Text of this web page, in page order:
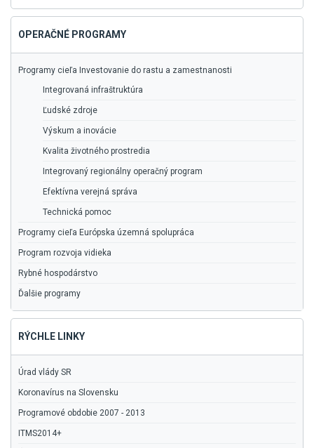
OPERAČNÉ PROGRAMY
Programy cieľa Investovanie do rastu a zamestnanosti
Integrovaná infraštruktúra
Ľudské zdroje
Výskum a inovácie
Kvalita životného prostredia
Integrovaný regionálny operačný program
Efektívna verejná správa
Technická pomoc
Programy cieľa Európska územná spolupráca
Program rozvoja vidieka
Rybné hospodárstvo
Ďalšie programy
RÝCHLE LINKY
Úrad vlády SR
Koronavírus na Slovensku
Programové obdobie 2007 - 2013
ITMS2014+